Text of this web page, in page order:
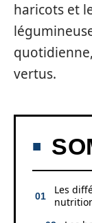
haricots et
vertus.
Les